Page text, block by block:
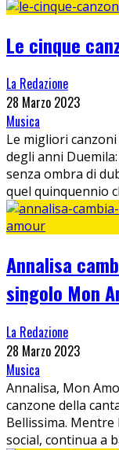
Le cinque
La Redazione
28 Marzo 2023
Musica
Le migliori
degli anni Duemila:
senza ombra di
quel quinquennio
Annalisa
singolo Mon
La Redazione
28 Marzo 2023
Musica
Annalisa, Mon
canzone della
Bellissima. Mentre
social, continua a